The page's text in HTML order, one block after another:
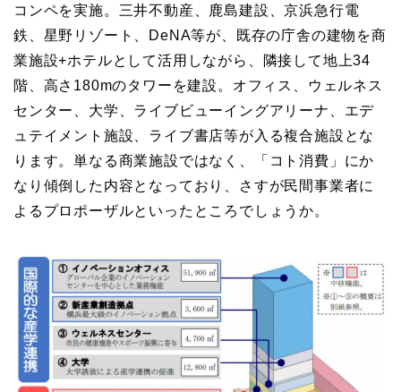
コンペを実施。三井不動産、鹿島建設、京浜急行電
鉄、星野リゾート、DeNA等が、
既存の庁舎の建物を商
業施設+ホテルとして活用しながら、隣接して地上34
階、高さ180mのタワーを建設。オフィス、ウェルネス
センター、大学、ライブビューイングアリーナ、エデ
ュテイメント施設、ライブ書店等が入る複合施設とな
ります。単なる商業施設ではなく、「コト消費」にか
なり傾倒した内容となっており、さすが民間事業者に
よるプロポーザルといったところでしょうか。